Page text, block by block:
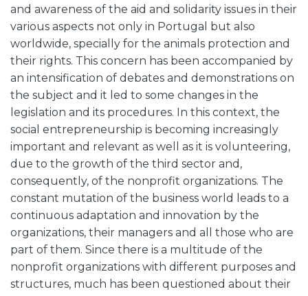
and awareness of the aid and solidarity issues in their
various aspects not only in Portugal but also
worldwide, specially for the animals protection and
their rights. This concern has been accompanied by
an intensification of debates and demonstrations on
the subject and it led to some changes in the
legislation and its procedures. In this context, the
social entrepreneurship is becoming increasingly
important and relevant as well as it is volunteering,
due to the growth of the third sector and,
consequently, of the nonprofit organizations. The
constant mutation of the business world leads to a
continuous adaptation and innovation by the
organizations, their managers and all those who are
part of them. Since there is a multitude of the
nonprofit organizations with different purposes and
structures, much has been questioned about their